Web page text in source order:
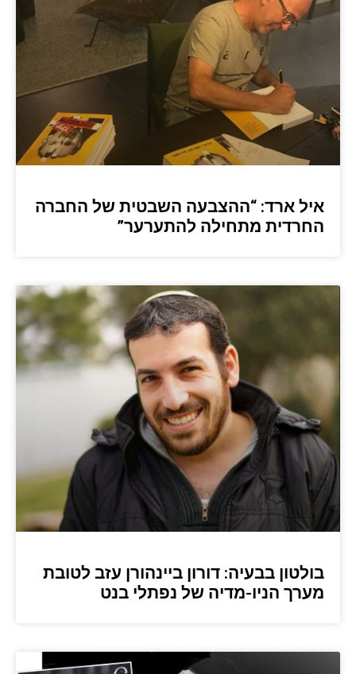
איל ארד: “ההצבעה השבטית של החברה
החרדית מתחילה להתערער”
בולטון בבעיה: דורון ביינהורן עזב לטובת
מערך הניו-מדיה של נפתלי בנט